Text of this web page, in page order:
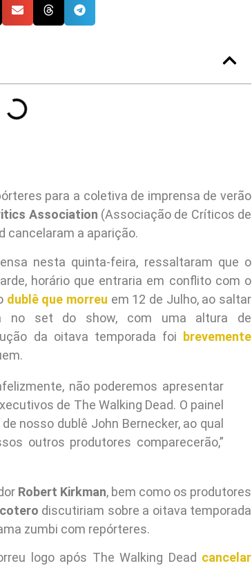
para a coletiva de imprensa de verão
Association (Associação de Críticos de
cancelaram a aparição.
nesta quinta-feira, ressaltaram que o
horário que entraria em conflito com o
dublê que morreu em 12 de Julho, ao saltar
no set do show, com uma altura de
da oitava temporada foi brevemente
não poderemos apresentar
de The Walking Dead. O painel
nosso dublê John Bernecker, ao qual
outros produtores comparecerão,”
Robert Kirkman, bem como os produtores
discutiriam sobre a oitava temporada
zumbi com repórteres.
logo após The Walking Dead cancelar